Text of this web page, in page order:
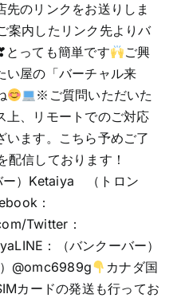
先のリンクをお送りしま
案内したリンク先よりバ
とっても簡単です
ご興
い屋の「バーチャル来
※ご質問いただいた
上、リモートでのご対応
います。こちら予めご了
配信しております！
ー）Ketaiya （トロン
：
Twitter：
：（バンクーバー）
@omc6989g
カナダ国
カードの発送も行ってお